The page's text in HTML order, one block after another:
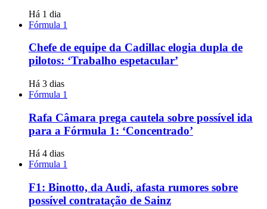
Há 1 dia
Fórmula 1
Chefe de equipe da Cadillac elogia dupla de
pilotos: ‘Trabalho espetacular’
Há 3 dias
Fórmula 1
Rafa Câmara prega cautela sobre possível ida
para a Fórmula 1: ‘Concentrado’
Há 4 dias
Fórmula 1
F1: Binotto, da Audi, afasta rumores sobre
possível contratação de Sainz